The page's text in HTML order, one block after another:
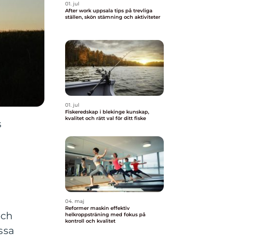
01. jul
After work uppsala tips på trevliga
ställen, skön stämning och aktiviteter
01. jul
Fiskeredskap i blekinge kunskap,
kvalitet och rätt val för ditt fiske
04. maj
Reformer maskin effektiv
helkroppsträning med fokus på
kontroll och kvalitet